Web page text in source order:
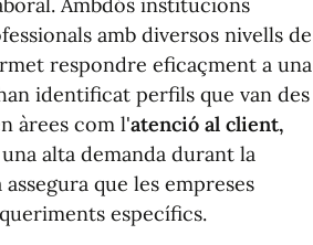
amb diversos nivells de
respondre eficaçment a una
identificat perfils que van des
àrees com l'atenció al client,
alta demanda durant la
que les empreses
específics.